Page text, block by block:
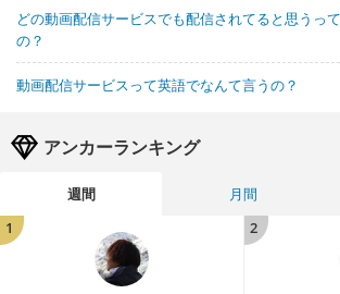
どの動画配信サービスでも配信されてると思うっ
の？
動画配信サービスって英語でなんて言うの？
アンカーランキング
週間 月間
1
2